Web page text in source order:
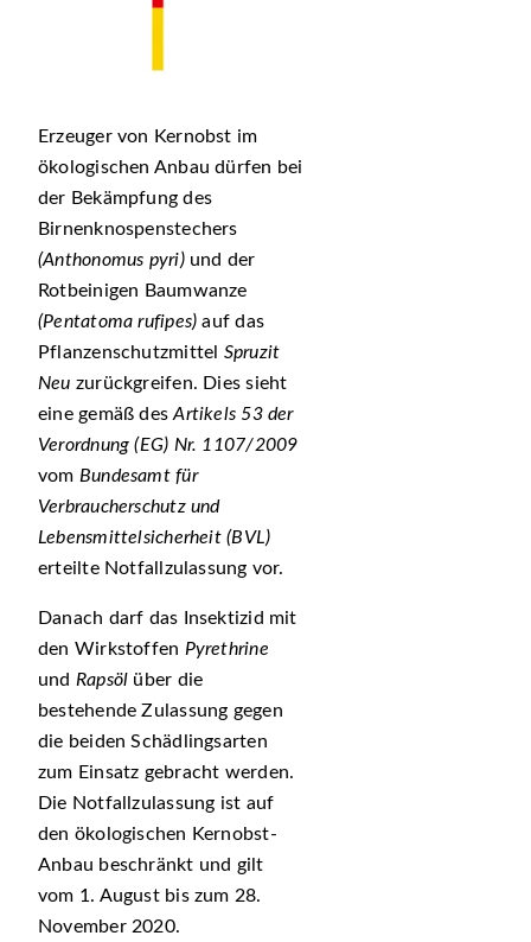
Erzeuger von Kernobst im
ökologischen Anbau dürfen bei
der Bekämpfung des
Birnenknospenstechers
(Anthonomus pyri)und der
Rotbeinigen Baumwanze
(Pentatoma rufipes) auf das
Pflanzenschutzmittel Spruzit
Neu zurückgreifen. Dies sieht
eine gemäß desArtikels 53 der
Verordnung (EG) Nr. 1107/2009
vom Bundesamt für
Verbraucherschutz und
Lebensmittelsicherheit (BVL)
erteilte Notfallzulassung vor.
Danach darf das Insektizid mit
den Wirkstoffen Pyrethrine
und Rapsöl über die
bestehende Zulassung gegen
die beiden Schädlingsarten
zum Einsatz gebracht werden.
Die Notfallzulassung ist auf
den ökologischen Kernobst-
Anbau beschränkt und gilt
vom 1. August bis zum 28.
November 2020.